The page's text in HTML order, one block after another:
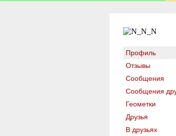
Профиль
Отзывы
Сообщения
Сообщения
Геометки
Друзья
В друзьях